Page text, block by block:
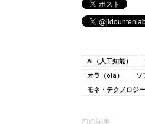
AI（人工知能）
オラ（ola）
ソ
モネ・テクノロジ
前の記事